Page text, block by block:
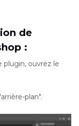
de
:
plugin, ouvrez le
plan".